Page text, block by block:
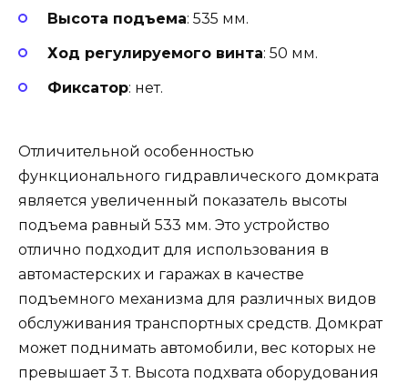
Высота подъема: 535 мм.
Ход регулируемого винта: 50 мм.
Фиксатор: нет.
Отличительной особенностью
функционального гидравлического домкрата
является увеличенный показатель высоты
подъема равный 533 мм. Это устройство
отлично подходит для использования в
автомастерских и гаражах в качестве
подъемного механизма для различных видов
обслуживания транспортных средств. Домкрат
может поднимать автомобили, вес которых не
превышает 3 т. Высота подхвата оборудования